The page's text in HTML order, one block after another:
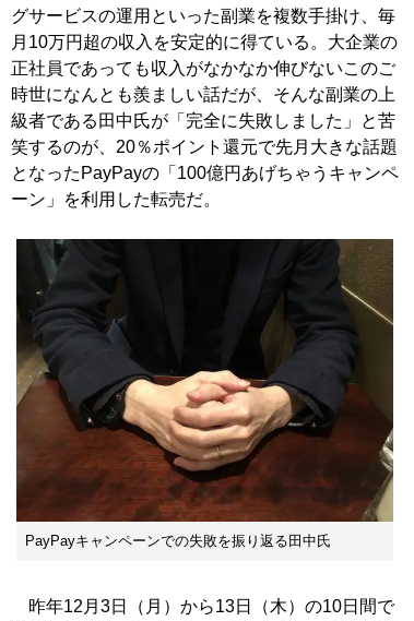
グサービスの運用といった副業を複数手掛け、毎
月10万円超の収入を安定的に得ている。大企業の
正社員であっても収入がなかなか伸びないこのご
時世になんとも羨ましい話だが、そんな副業の上
級者である田中氏が「完全に失敗しました」と苦
笑するのが、20％ポイント還元で先月大きな話題
となったPayPayの「100億円あげちゃうキャンペ
ーン」を利用した転売だ。
PayPayキャンペーンでの失敗を振り返る田中氏
昨年12月3日（月）から13日（木）の10日間で